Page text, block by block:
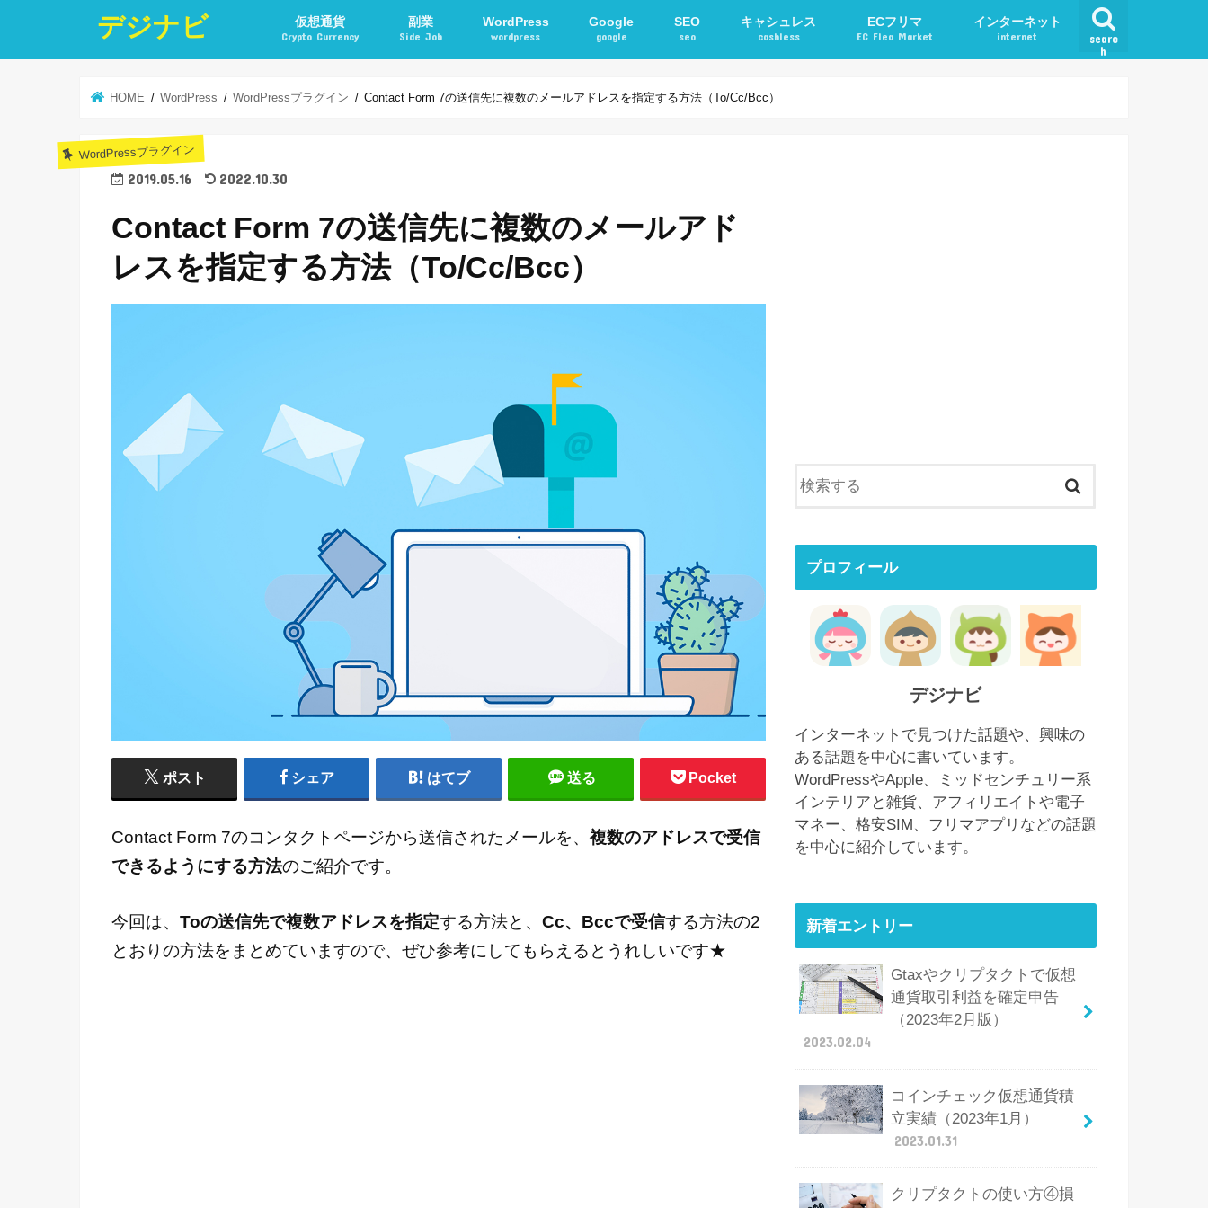
デジナビ
searc
h
仮想通貨
Crypto Currency
副業
Side Job
WordPress
wordpress
Google
google
SEO
seo
キャシュレス
cashless
ECフリマ
EC Flea Market
インターネット
internet
HOME WordPress WordPressプラグイン Contact Form 7の送信先に複数のメールアドレスを指定する方法（To/Cc/Bcc）
WordPressプラグイン
2019.05.16 2022.10.30
Contact Form 7の送信先に複数のメールアド
レスを指定する方法（To/Cc/Bcc）
ポスト シェア はてブ 送る Pocket
Contact Form 7のコンタクトページから送信されたメールを、 複数のアドレスで受信
できるようにする方法のご紹介です。
今回は、 Toの送信先で複数アドレスを指定する方法と、 Cc、Bccで受信する方法の2
とおりの方法をまとめていますので、ぜひ参考にしてもらえるとうれしいです★
プロフィール
デジナビ
インターネットで見つけた話題や、興味の
ある話題を中心に書いています。
WordPressやApple、ミッドセンチュリー系
インテリアと雑貨、アフィリエイトや電子
マネー、格安SIM、フリマアプリなどの話題
を中心に紹介しています。
新着エントリー
Gtaxやクリプタクトで仮想
通貨取引利益を確定申告
（2023年2月版）
2023.02.04
コインチェック仮想通貨積
立実績（2023年1月）
2023.01.31
クリプタクトの使い方④損